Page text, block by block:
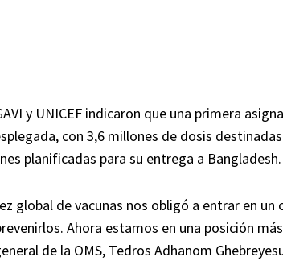
y UNICEF indicaron que una primera
con 3,6 millones de dosis
planificadas para su entrega a Bangladesh.
global de vacunas nos obligó a entrar en
Ahora estamos en una posición
de la OMS, Tedros Adhanom